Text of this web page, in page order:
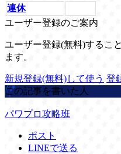
連休
ユーザー登録のご案内
ユーザー登録(無料)するこ
ます。
新規登録(無料)して使う 登
この記事を書いた人
パワプロ攻略班
ポスト
LINEで送る